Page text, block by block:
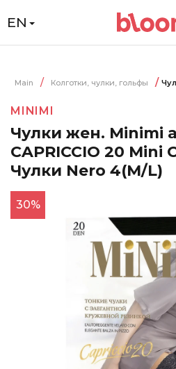
EN
Main Колготки, чулки, гольфы
MINIMI
Чулки жен. Minimi
CAPRICCIO 20 Mini
Чулки Nero 4(M/L)
30%